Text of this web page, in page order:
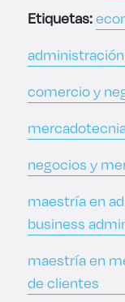
Etiquetas:
comercio y
negocios y
maestría en
business
maestría en
de clientes